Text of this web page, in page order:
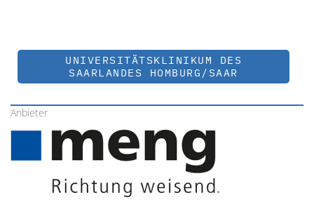
UNIVERSITÄTSKLINIKUM DES
SAARLANDES HOMBURG/SAAR
Anbieter